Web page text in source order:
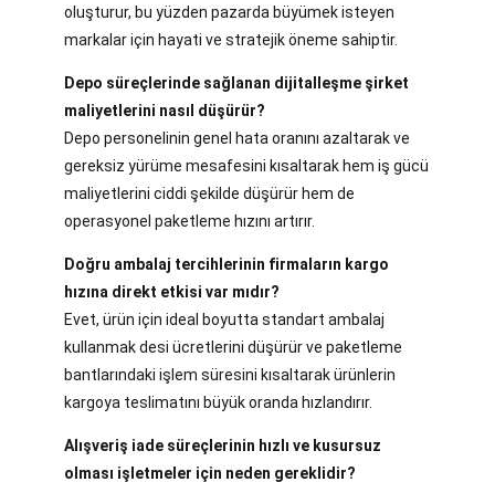
oluşturur, bu yüzden pazarda büyümek isteyen
markalar için hayati ve stratejik öneme sahiptir.
Depo süreçlerinde sağlanan dijitalleşme şirket
maliyetlerini nasıl düşürür?
Depo personelinin genel hata oranını azaltarak ve
gereksiz yürüme mesafesini kısaltarak hem iş gücü
maliyetlerini ciddi şekilde düşürür hem de
operasyonel paketleme hızını artırır.
Doğru ambalaj tercihlerinin firmaların kargo
hızına direkt etkisi var mıdır?
Evet, ürün için ideal boyutta standart ambalaj
kullanmak desi ücretlerini düşürür ve paketleme
bantlarındaki işlem süresini kısaltarak ürünlerin
kargoya teslimatını büyük oranda hızlandırır.
Alışveriş iade süreçlerinin hızlı ve kusursuz
olması işletmeler için neden gereklidir?